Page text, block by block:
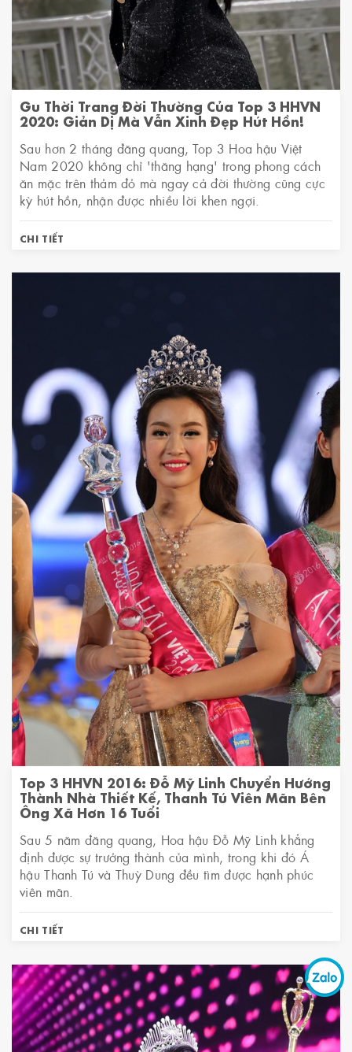
Gu Thời Trang Đời Thường Của Top 3 HHVN
2020: Giản Dị Mà Vẫn Xinh Đẹp Hút Hồn!
Sau hơn 2 tháng đăng quang, Top 3 Hoa hậu Việt
Nam 2020 không chỉ 'thăng hạng' trong phong cách
ăn mặc trên thảm đỏ mà ngay cả đời thường cũng cực
kỳ hút hồn, nhận được nhiều lời khen ngợi.
CHI TIẾT
Top 3 HHVN 2016: Đỗ Mỹ Linh Chuyển Hướng
Thành Nhà Thiết Kế, Thanh Tú Viên Mãn Bên
Ông Xã Hơn 16 Tuổi
Sau 5 năm đăng quang, Hoa hậu Đỗ Mỹ Linh khẳng
định được sự trưởng thành của mình, trong khi đó Á
hậu Thanh Tú và Thuỳ Dung đều tìm được hạnh phúc
viên mãn.
CHI TIẾT